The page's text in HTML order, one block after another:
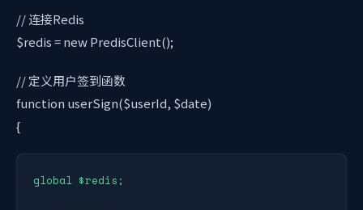
// 连接Redis
$redis = new PredisClient();
// 定义用户签到函数
function userSign($userId, $date)
{
global $redis;